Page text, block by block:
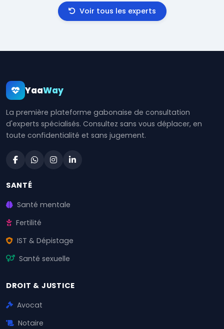
Voir tous les experts
YaaWay
La première plateforme gabonaise de consultation
d'experts spécialisés. Consultez sans vous déplacer, en
toute confidentialité et sans jugement.
SANTÉ
Santé mentale
Fertilité
IST & Dépistage
Santé sexuelle
DROIT & JUSTICE
Avocat
Notaire